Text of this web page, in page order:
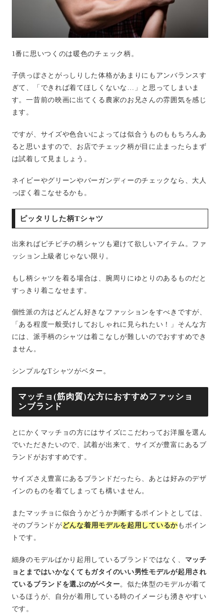
1番に思いつくのは暖色のチェック柄。
子供っぽさとがっしりした体格があまりにもアンバランスす
ぎて、「できれば着てほしくないな…」と思ってしまいま
す。一昔前の映画に出てくる農家のお兄さんの雰囲気を感じ
ます。
ですが、サイズや色合いによっては似合うものももちろんあ
ると思いますので、お店でチェック柄が目に止まったらまず
は試着して見ましょう。
ネイビーやグリーンやバーガンディーのチェックなら、大人
っぽく着こなせるかも。
ピッタリした柄Tシャツ
出来ればピチピチの柄シャツも避けて欲しいアイテム。ファ
ッション上級者じゃない限り。
もし柄シャツを着る場合は、腕周りにゆとりのあるものだと
すっきり着こなせます。
個性派の方はどんどん好きなファッションをすべきですが、
「ある程度一般受けしておしゃれに見られたい！」そんな方
には、派手柄のシャツは着こなしが難しいのでおすすめでき
ません。
シンプルなTシャツがベター。
マッチョ(筋肉質)な方におすすめファッショ
ンブランド
とにかくマッチョの方にはサイズにこだわってお洋服を選ん
でいただきたいので、試着が出来て、サイズが豊富にあるブ
ランドがおすすめです。
サイズさえ豊富にあるブランドだったら、あとは好みのデザ
インのものを着てしまっても構いません。
またマッチョに似合うかどうか判断するポイントとしては、
そのブランドが どんな着用モデルを起用しているかもポイン
トです。
細身のモデルばかり起用しているブランドではなく、 マッチ
ョとまではいかなくてもガタイのいい男性モデルが起用され
ているブランドを選ぶのがベター。似た体型のモデルが着て
いるほうが、自分が着用している時のイメージも湧きやすい
です。